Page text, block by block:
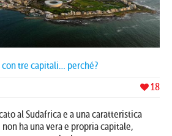
con tre capitali… perché?
18
al Sudafrica e a una caratteristica
ha una vera e propria capitale,